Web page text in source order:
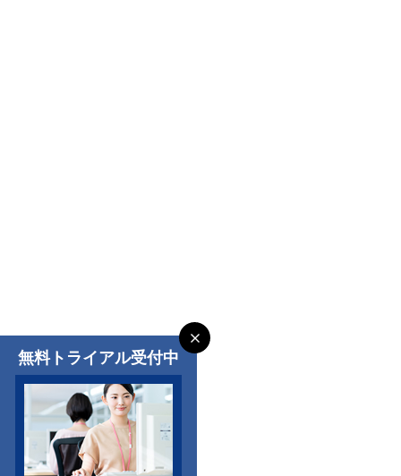
無料トライアル受付中